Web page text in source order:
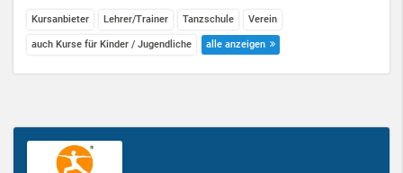
Kursanbieter Lehrer/Trainer Tanzschule Verein
auch Kurse für Kinder / Jugendliche alle anzeigen